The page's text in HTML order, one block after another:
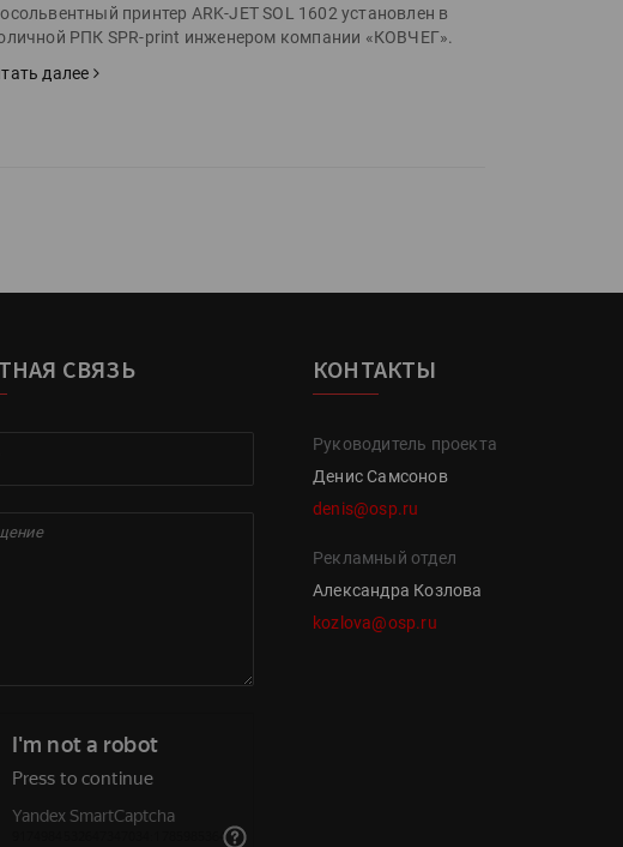
принтер ARK-JET SOL 1602 установлен в
РПК SPR-print инженером компании «КОВЧЕГ».
далее
СВЯЗЬ КОНТАКТЫ
Руководитель проекта
Денис Самсонов
denis@osp.ru
Рекламный отдел
Александра Козлова
kozlova@osp.ru